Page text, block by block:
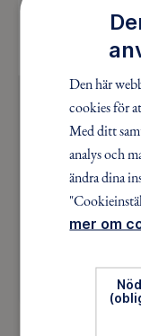
Tecken för
värld
Ladda ner
värld.
Den här
cookies för
Med ditt
analys och
ändra dina
mer om